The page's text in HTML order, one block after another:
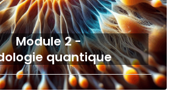
Module 2 -
quantique